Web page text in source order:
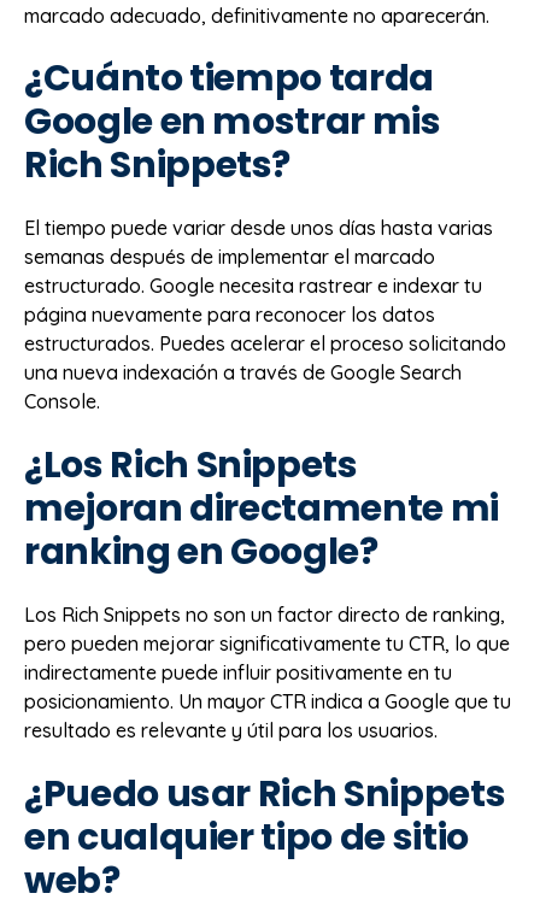
marcado adecuado, definitivamente no aparecerán.
¿Cuánto tiempo tarda
Google en mostrar mis
Rich Snippets?
El tiempo puede variar desde unos días hasta varias
semanas después de implementar el marcado
estructurado. Google necesita rastrear e indexar tu
página nuevamente para reconocer los datos
estructurados. Puedes acelerar el proceso solicitando
una nueva indexación a través de Google Search
Console.
¿Los Rich Snippets
mejoran directamente mi
ranking en Google?
Los Rich Snippets no son un factor directo de ranking,
pero pueden mejorar significativamente tu CTR, lo que
indirectamente puede influir positivamente en tu
posicionamiento. Un mayor CTR indica a Google que tu
resultado es relevante y útil para los usuarios.
¿Puedo usar Rich Snippets
en cualquier tipo de sitio
web?